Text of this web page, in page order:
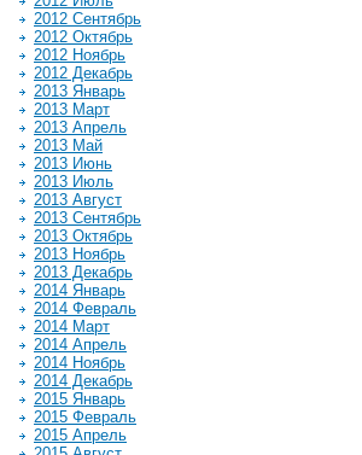
2012 Сентябрь
2012 Октябрь
2012 Ноябрь
2012 Декабрь
2013 Январь
2013 Март
2013 Апрель
2013 Май
2013 Июнь
2013 Июль
2013 Август
2013 Сентябрь
2013 Октябрь
2013 Ноябрь
2013 Декабрь
2014 Январь
2014 Февраль
2014 Март
2014 Апрель
2014 Ноябрь
2014 Декабрь
2015 Январь
2015 Февраль
2015 Апрель